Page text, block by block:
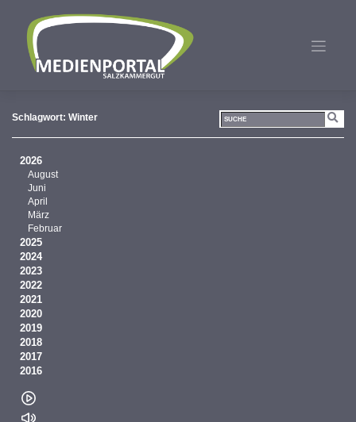
springen
Schlagwort: Winter
2026
August
Juni
April
März
Februar
2025
2024
2023
2022
2021
2020
2019
2018
2017
2016